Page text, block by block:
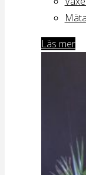
Läs mer